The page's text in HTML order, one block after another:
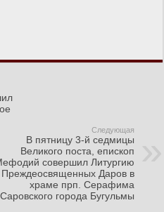
Следующая
В пятницу 3-й седмицы
Великого поста, епископ
совершил Литургию
Преждеосвященных Даров в
храме прп. Серафима
Саровского города Бугульмы